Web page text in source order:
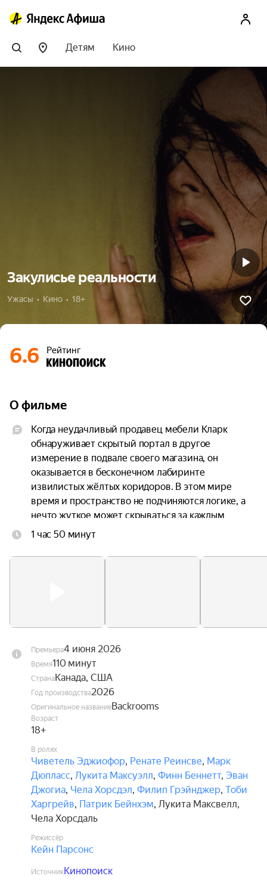
Детям Кино
Закулисье реальности
Ужасы  •  Кино  •  18+
6.6 Рейтинг
О фильме
Когда неудачливый продавец мебели Кларк
обнаруживает скрытый портал в другое
измерение в подвале своего магазина, он
оказывается в бесконечном лабиринте
извилистых жёлтых коридоров. В этом мире
время и пространство не подчиняются логике, а
нечто жуткое может скрываться за каждым
углом.
1 час 50 минут
Премьера4 июня 2026
Время110 минут
СтранаКанада, США
Год производства2026
Оригинальное названиеBackrooms
Возраст
18+
В ролях
Чиветель Эджиофор, Ренате Реинсве, Марк
Дюпласс, Лукита Максуэлл, Финн Беннетт, Эван
Джогиа, Чела Хорсдэл, Филип Грэйнджер, Тоби
Харгрейв, Патрик Бейнхэм, Лукита Максвелл,
Чела Хорсдаль
Режиссёр
Кейн Парсонс
ИсточникКинопоиск